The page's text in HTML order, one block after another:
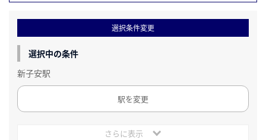
選択条件変更
選択中の条件
新子安駅
駅を変更
さらに表示